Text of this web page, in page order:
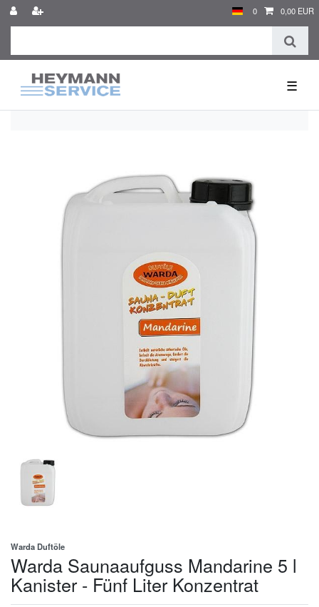
0 0,00 EUR
☰
Warda Duftöle
Warda Saunaaufguss Mandarine 5 l
Kanister - Fünf Liter Konzentrat